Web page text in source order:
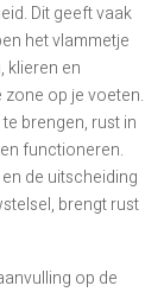
Dit geeft vaak
het vlammetje
klieren en
op je voeten.
brengen, rust in
functioneren.
de uitscheiding
brengt rust
op de